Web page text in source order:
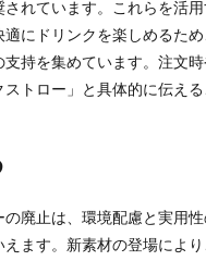
されています。これらを活
適にドリンクを楽しめるた
支持を集めています。注文
ストロー」と具体的に伝える
の廃止は、環境配慮と実用
えます。新素材の登場によ